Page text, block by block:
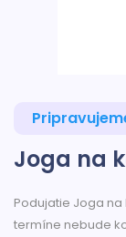
Joga na
Podujatie Joga
termíne nebude